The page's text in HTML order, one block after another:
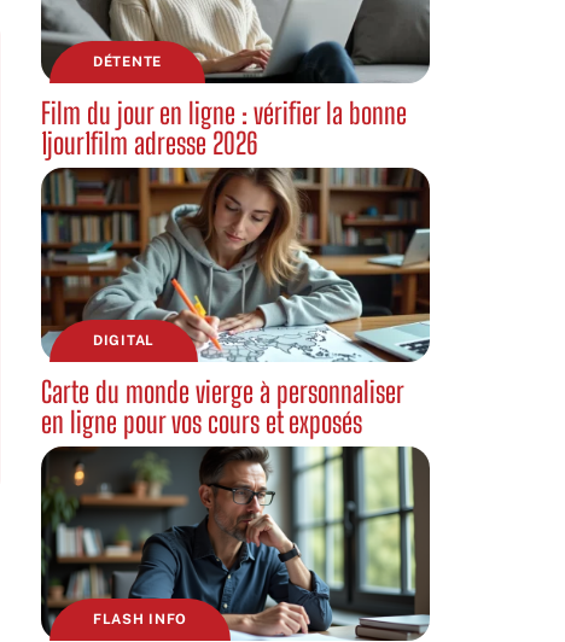
DÉTENTE
Film du jour en ligne : vérifier la bonne
1jour1film adresse 2026
DIGITAL
Carte du monde vierge à personnaliser
en ligne pour vos cours et exposés
FLASH INFO